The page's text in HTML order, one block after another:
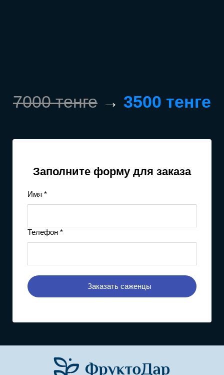
7000 тенге → 3500 тенге
Заполните форму для заказа
Имя *
Телефон *
Заказать саженцы